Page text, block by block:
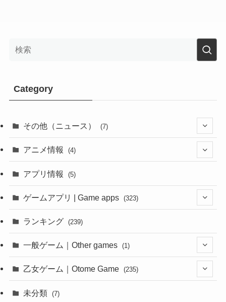
Category
その他（ニュース） (7)
(1)
アニメ情報 (4)
アプリ情報 (5)
ゲームアプリ | Game apps (323)
(1)
(1)
ランキング (239)
一般ゲーム｜Other games (1)
(1)
乙女ゲーム｜Otome Game (235)
未分類 (7)